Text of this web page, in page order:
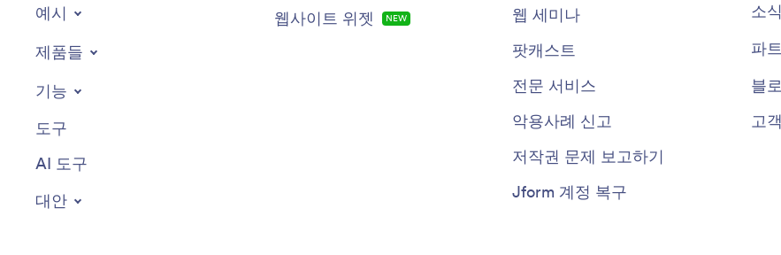
예시
제품들
기능
도구
AI 도구
대안
웹사이트 위젯
NEW
웹 세미나
팟캐스트
전문 서비스
악용사례 신고
저작권 문제 보고하기
Jform 계정 복구
소
파
블
고